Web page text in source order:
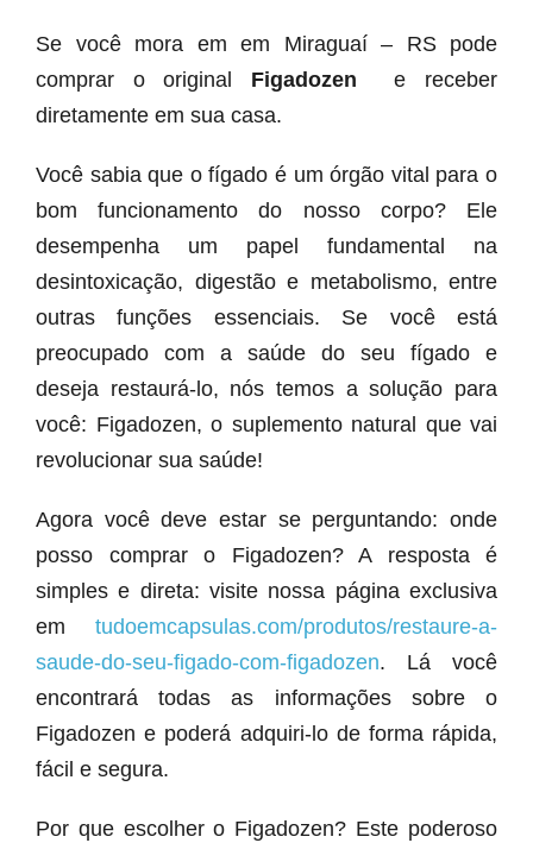
Se você mora em em Miraguaí – RS pode
comprar o original Figadozen
e receber
diretamente em sua casa.
Você sabia que o fígado é um órgão vital para o
bom funcionamento do nosso corpo? Ele
desempenha um papel fundamental na
desintoxicação, digestão e metabolismo, entre
outras funções essenciais. Se você está
preocupado com a saúde do seu fígado e
deseja restaurá-lo, nós temos a solução para
você: Figadozen, o suplemento natural que vai
revolucionar sua saúde!
Agora você deve estar se perguntando: onde
posso comprar o Figadozen? A resposta é
simples e direta: visite nossa página exclusiva
em tudoemcapsulas.com/produtos/restaure-a-
saude-do-seu-figado-com-figadozen. Lá você
encontrará todas as informações sobre o
Figadozen e poderá adquiri-lo de forma rápida,
fácil e segura.
Por que escolher o Figadozen? Este poderoso